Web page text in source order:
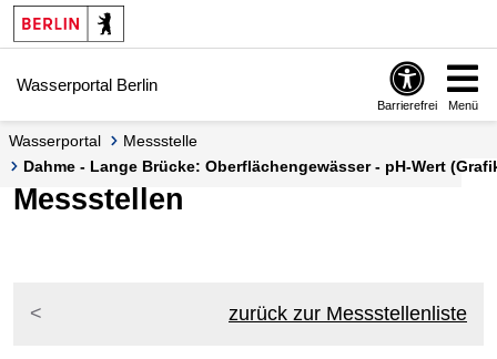
Springe zur Navigation
Springe zum Inhalt
Wasserportal Berlin
Barrierefrei Menü
Wasserportal
Messstelle
Dahme - Lange Brücke: Oberflächengewässer - pH-Wert
Messstellen
zurück zur Messstellenliste